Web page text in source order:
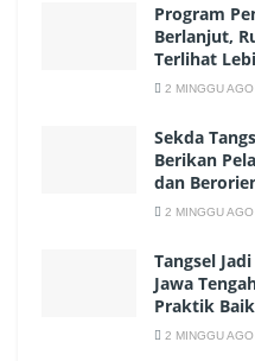
Program
Berlanjut,
Terlihat
2 MINGGU AGO
Sekda
Berikan
dan
2 MINGGU AGO
Tangsel
Jawa
Praktik
2 MINGGU AGO